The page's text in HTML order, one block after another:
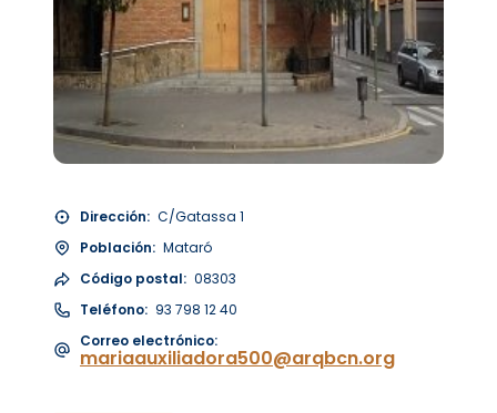
Dirección: C/Gatassa 1
Población: Mataró
Código postal: 08303
Teléfono: 93 798 12 40
Correo electrónico:
mariaauxiliadora500@arqbcn.org